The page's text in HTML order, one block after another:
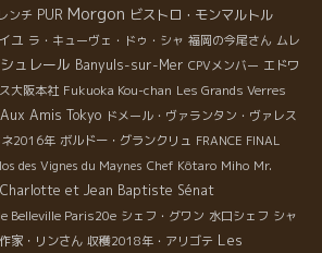
ンチ PUR Morgon ビストロ・モンマルトル
ユ ラ・キューヴェ・ドゥ・シャ 福岡の今尾さん ムレ
ュレール Banyuls-sur-Mer CPVメンバー エドワ
大阪本社 Fukuoka Kou-chan Les Grands Verres
Aux Amis Tokyo ドメール・ヴァランタン・ヴァレス
2016年 ボルドー・グランクリュ FRANCE FINAL
des Vignes du Maynes Chef Kôtaro Miho Mr.
Charlotte et Jean Baptiste Sénat
Belleville Paris20e シェフ・グワン 水口シェフ シャ
作家・リンさん 収穫2018年・アリゴテ Les